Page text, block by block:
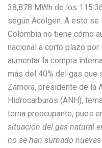
38,878 MWh de los
según Acolgen. A esto se
Colombia no tiene cómo
nacional a corto plazo
aumentar la compra
más del 40% del gas que
Zamora, presidente de la
Hidrocarburos (ANH),
torna preocupante, pues
situación del gas natural
no se han sumado